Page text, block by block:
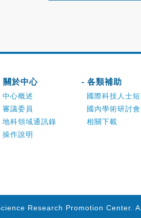
關於中心
中心概述
審議委員
地科領域通訊錄
操作說明
- 各類補助
國際科技人士
國內學術研討會
相關下載
Research Promotion Center.